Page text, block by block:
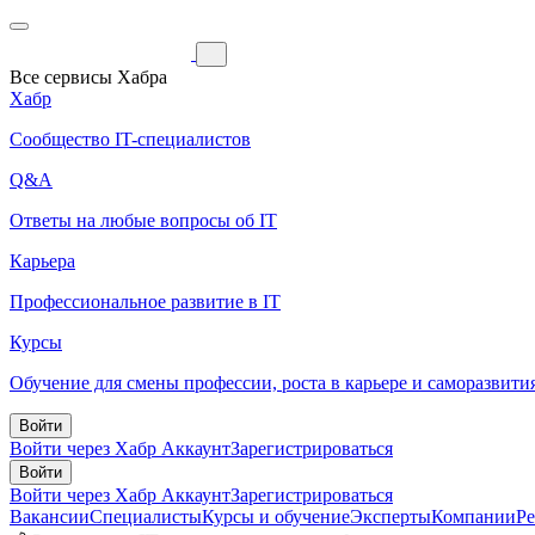
Все сервисы Хабра
Хабр
Сообщество IT-специалистов
Q&A
Ответы на любые вопросы об IT
Карьера
Профессиональное развитие в IT
Курсы
Обучение для смены профессии, роста в карьере и
Войти
Войти через Хабр АккаунтЗарегистрироваться
Войти
Войти через Хабр АккаунтЗарегистрироваться
ВакансииСпециалистыКурсы и обучениеЭкспертыКомпании